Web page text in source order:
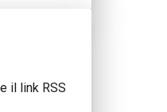
il link RSS